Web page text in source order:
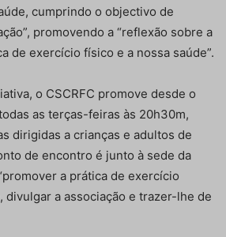
cumprindo o objectivo de
promovendo a “reflexão sobre a
de exercício físico e a nossa saúde”.
o CSCRFC promove desde o
as terças-feiras às 20h30m,
dirigidas a crianças e adultos de
de encontro é junto à sede da
a prática de exercício
divulgar a associação e trazer-lhe de